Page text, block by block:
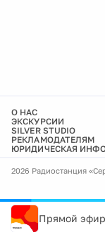
О НАС
ЭКСКУРСИИ
SILVER STUDIO
РЕКЛАМОДАТЕЛЯМ
ЮРИДИЧЕСКАЯ
2026 Радиостанция
Прямой эфир